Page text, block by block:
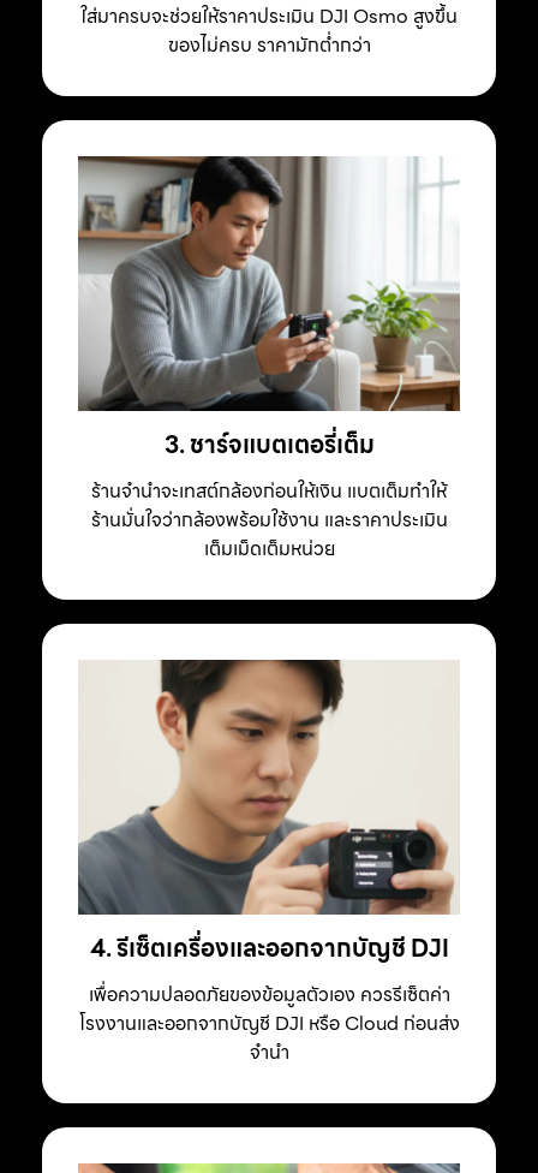
ใส่มาครบจะช่วยให้ราคาประเมิน DJI Osmo สูงขึ้น
ของไม่ครบ ราคามักต่ำกว่า
3. ชาร์จแบตเตอรี่เต็ม
ร้านจำนำจะเทสต์กล้องก่อนให้เงิน แบตเต็มทำให้
ร้านมั่นใจว่ากล้องพร้อมใช้งาน และราคาประเมิน
เต็มเม็ดเต็มหน่วย
4. รีเซ็ตเครื่องและออกจากบัญชี DJI
เพื่อความปลอดภัยของข้อมูลตัวเอง ควรรีเซ็ตค่า
โรงงานและออกจากบัญชี DJI หรือ Cloud ก่อนส่ง
จำนำ